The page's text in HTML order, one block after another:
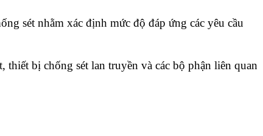
sét nhằm xác định mức độ đáp ứng các yêu cầu
bị chống sét lan truyền và các bộ phận liên quan